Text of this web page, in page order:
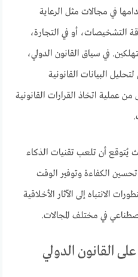
في مجالات مثل الرعاية
التشخيصات، أو في التجارة،
في سياق القانون الدولي،
البيانات القانونية
عملية اتخاذ القرارات القانونية
يُتوقع أن تلعب تقنيات الذكاء
تحسين الكفاءة وتوفير الوقت
الانتباه إلى الآثار الأخلاقية
في مختلف المجالات.
القانون الدولي